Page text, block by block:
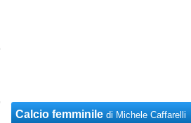
Calcio femminile di Michele Caffarelli